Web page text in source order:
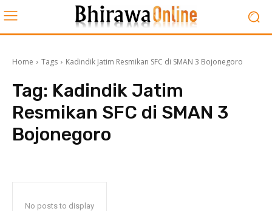
Home Tags Kadindik Jatim Resmikan SFC di SMAN 3 Bojonegoro
Tag: Kadindik Jatim
Resmikan SFC di SMAN 3
Bojonegoro
No posts to display